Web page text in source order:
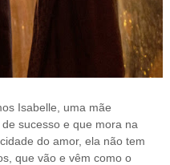
Isabelle, uma mãe
sucesso e que mora na
do amor, ela não tem
que vão e vêm como o